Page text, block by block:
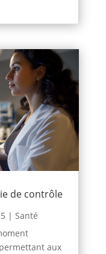
de contrôle
| Santé
aux